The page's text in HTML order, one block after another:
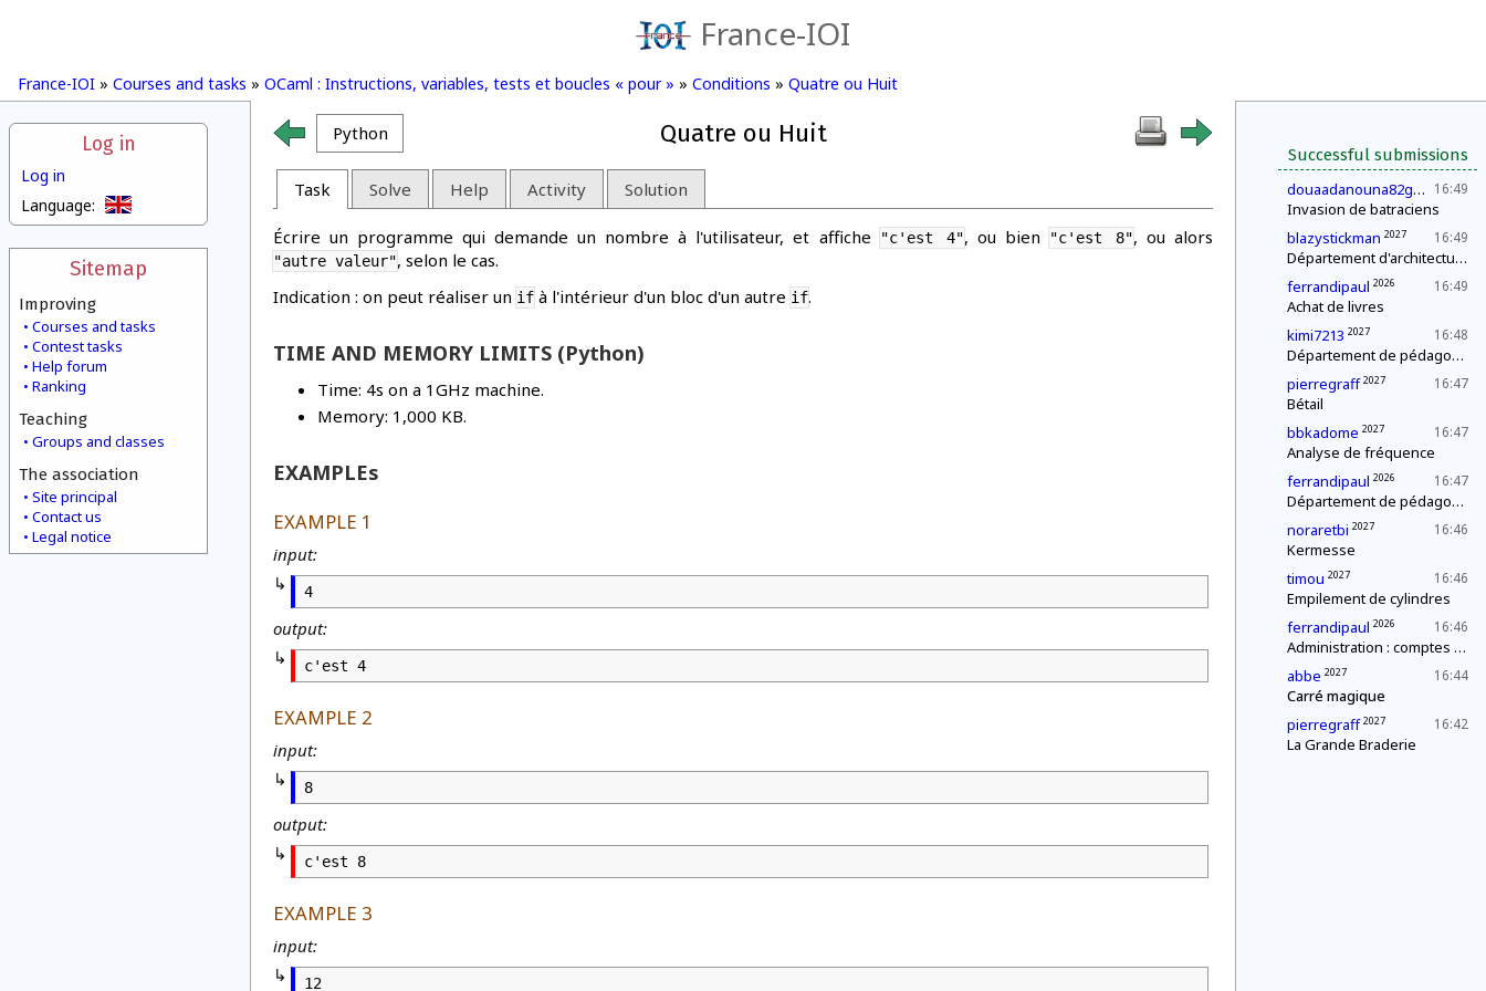
France-IOI
France-IOI » Courses and tasks » OCaml : Instructions, variables, tests et boucles « pour » » Conditions » Quatre ou Huit
Log in
Log in
Language:
Sitemap
Improving
Courses and tasks
Contest tasks
Help forum
Ranking
Teaching
Groups and classes
The association
Site principal
Contact us
Legal notice
Successful submissions
16:49
douaadanouna82gmailcom
Invasion de batraciens
16:49
blazystickman 2027
Département d'architecture : construction d'une pyramide
16:49
ferrandipaul 2026
Achat de livres
16:48
kimi7213 2027
Département de pédagogie : le « c'est plus, c'est moins »
16:47
pierregraff 2027
Bétail
16:47
bbkadome 2027
Analyse de fréquence
16:47
ferrandipaul 2026
Département de pédagogie : le « c'est plus, c'est moins »
16:46
noraretbi 2027
Kermesse
16:46
timou 2027
Empilement de cylindres
16:46
ferrandipaul 2026
Administration : comptes annuels
16:44
abbe 2027
Carré magique
16:42
pierregraff 2027
La Grande Braderie
Python Quatre ou Huit
Task Solve Help Activity Solution
Écrire un programme qui demande un nombre à l'utilisateur, et affiche "c'est 4", ou bien "c'est 8", ou alors
"autre valeur", selon le cas.
Indication : on peut réaliser un if à l'intérieur d'un bloc d'un autre if.
TIME AND MEMORY LIMITS (Python)
Time: 4s on a 1GHz machine.
Memory: 1,000 KB.
EXAMPLEs
EXAMPLE 1
input:
4
output:
c'est 4
EXAMPLE 2
input:
8
output:
c'est 8
EXAMPLE 3
input:
12